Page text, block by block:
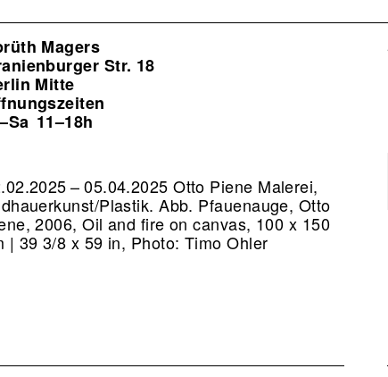
Magers
Str. 18
Mitte
11–18h
– 05.04.2025 Otto Piene Malerei,
Plastik.Abb. Pfauenauge, Otto
2006, Oil and fire on canvas, 100 x 150
| 39 3/8 x 59 in, Photo: Timo Ohler